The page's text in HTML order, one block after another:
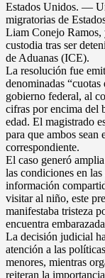
Estados Unidos. —
migratorias de
Liam Conejo Ramos,
custodia tras ser
de Aduanas (ICE).
La resolución fue
denominadas
gobierno federal, al
cifras por encima del
edad. El magistrado
para que ambos
correspondiente.
El caso generó
las condiciones en
información
visitar al niño, este
manifestaba tristeza
encuentra
La decisión judicial
atención a las
menores, mientras
reiteran la